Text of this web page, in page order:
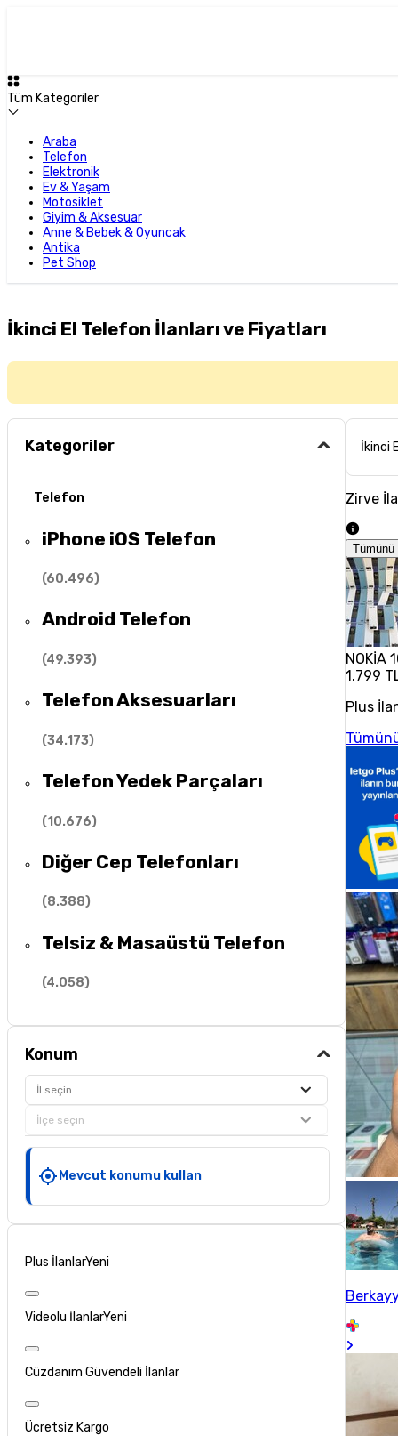
Tüm Kategoriler
Araba
Telefon
Elektronik
Ev & Yaşam
Motosiklet
Giyim & Aksesuar
Anne & Bebek & Oyuncak
Antika
Pet Shop
İkinci El Telefon İlanları ve Fiyatları
Kategoriler
Telefon
iPhone iOS Telefon
(60.496)
Android Telefon
(49.393)
Telefon Aksesuarları
(34.173)
Telefon Yedek Parçaları
(10.676)
Diğer Cep Telefonları
(8.388)
Telsiz & Masaüstü Telefon
(4.058)
Konum
İl seçin
İlçe seçin
Mevcut konumu kullan
Plus İlanlarYeni
Videolu İlanlarYeni
Cüzdanım Güvendeli İlanlar
Ücretsiz Kargo
İkinci
Zirve
Tümünü
NOKİA
1.799
Plus